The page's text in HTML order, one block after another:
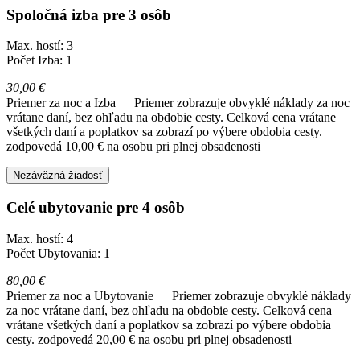
Spoločná izba pre 3 osôb
Max. hostí: 3
Počet Izba: 1
30,00 €
Priemer za noc a Izba
Priemer zobrazuje obvyklé náklady za noc
vrátane daní, bez ohľadu na obdobie cesty. Celková cena vrátane
všetkých daní a poplatkov sa zobrazí po výbere obdobia cesty.
zodpovedá 10,00 € na osobu pri plnej obsadenosti
Nezáväzná žiadosť
Celé ubytovanie pre 4 osôb
Max. hostí: 4
Počet Ubytovania: 1
80,00 €
Priemer za noc a Ubytovanie
Priemer zobrazuje obvyklé náklady
za noc vrátane daní, bez ohľadu na obdobie cesty. Celková cena
vrátane všetkých daní a poplatkov sa zobrazí po výbere obdobia
cesty. zodpovedá 20,00 € na osobu pri plnej obsadenosti